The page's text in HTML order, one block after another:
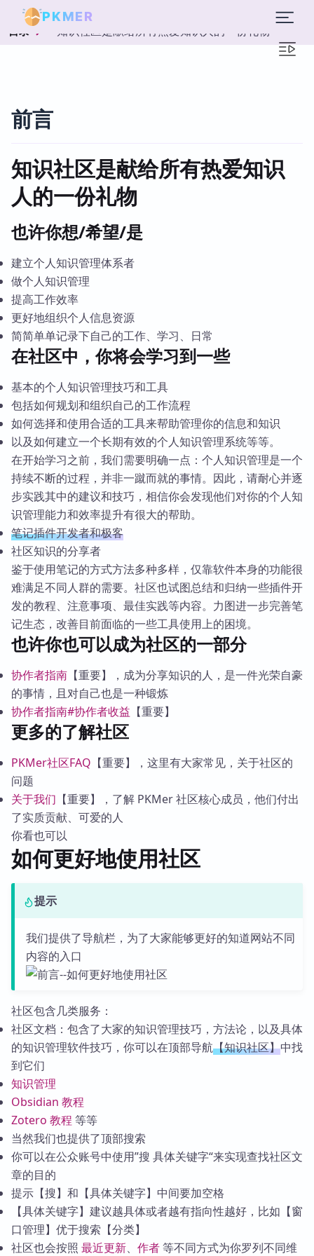
PKMER
目录 知识社区是献给所有热爱知识人的一份礼物
前言
知识社区是献给所有热爱知识
人的一份礼物
也许你想/希望/是
建立个人知识管理体系者
做个人知识管理
提高工作效率
更好地组织个人信息资源
简简单单记录下自己的工作、学习、日常
在社区中，你将会学习到一些
基本的个人知识管理技巧和工具
包括如何规划和组织自己的工作流程
如何选择和使用合适的工具来帮助管理你的信息和知识
以及如何建立一个长期有效的个人知识管理系统等等。
在开始学习之前，我们需要明确一点：个人知识管理是一个
持续不断的过程，并非一蹴而就的事情。因此，请耐心并逐
步实践其中的建议和技巧，相信你会发现他们对你的个人知
识管理能力和效率提升有很大的帮助。
笔记插件开发者和极客
社区知识的分享者
鉴于使用笔记的方式方法多种多样，仅靠软件本身的功能很
难满足不同人群的需要。社区也试图总结和归纳一些插件开
发的教程、注意事项、最佳实践等内容。力图进一步完善笔
记生态，改善目前面临的一些工具使用上的困境。
也许你也可以成为社区的一部分
协作者指南 【重要】，成为分享知识的人，是一件光荣自豪
的事情，且对自己也是一种锻炼
协作者指南#协作者收益 【重要】
更多的了解社区
PKMer社区FAQ 【重要】，这里有大家常见，关于社区的
问题
关于我们 【重要】，了解 PKMer 社区核心成员，他们付出
了实质贡献、可爱的人
你看也可以
如何更好地使用社区
提示
我们提供了导航栏，为了大家能够更好的知道网站不同
内容的入口
社区包含几类服务：
社区文档：包含了大家的知识管理技巧，方法论，以及具体
的知识管理软件技巧，你可以在顶部导航【知识社区】中找
到它们
知识管理
Obsidian 教程
Zotero 教程 等等
当然我们也提供了顶部搜索
你可以在公众账号中使用”搜 具体关键字“来实现查找社区文
章的目的
提示【搜】和【具体关键字】中间要加空格
【具体关键字】建议越具体或者越有指向性越好，比如【窗
口管理】优于搜索【分类】
社区也会按照 最近更新、 作者等不同方式为你罗列不同维